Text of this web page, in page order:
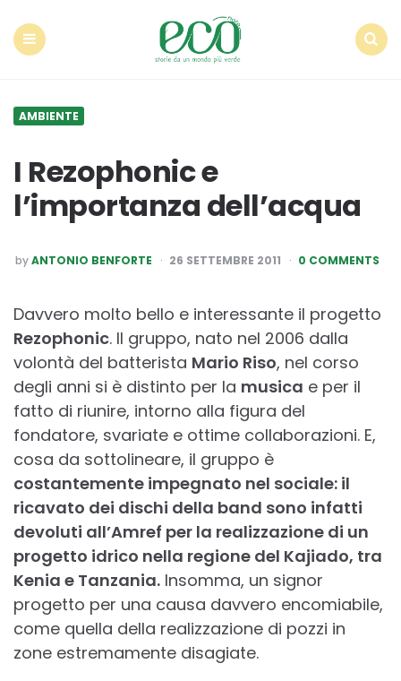
AMBIENTE
I Rezophonic e
l’importanza dell’acqua
POSTED
BY
byANTONIO BENFORTE 26 SETTEMBRE 2011 0 COMMENTS
Davvero molto bello e interessante il progetto
Rezophonic. Il gruppo, nato nel 2006 dalla
volontà del batterista Mario Riso, nel corso
degli anni si è distinto per la musica e per il
fatto di riunire, intorno alla figura del
fondatore, svariate e ottime collaborazioni. E,
cosa da sottolineare, il gruppo è
costantemente impegnato nel sociale: il
ricavato dei dischi della band sono infatti
devoluti all’Amref per la realizzazione di un
progetto idrico nella regione del Kajiado, tra
Kenia e Tanzania. Insomma, un signor
progetto per una causa davvero encomiabile,
come quella della realizzazione di pozzi in
zone estremamente disagiate.